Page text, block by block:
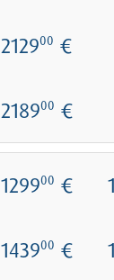
212900 €
218900 €
129900 €
143900 €